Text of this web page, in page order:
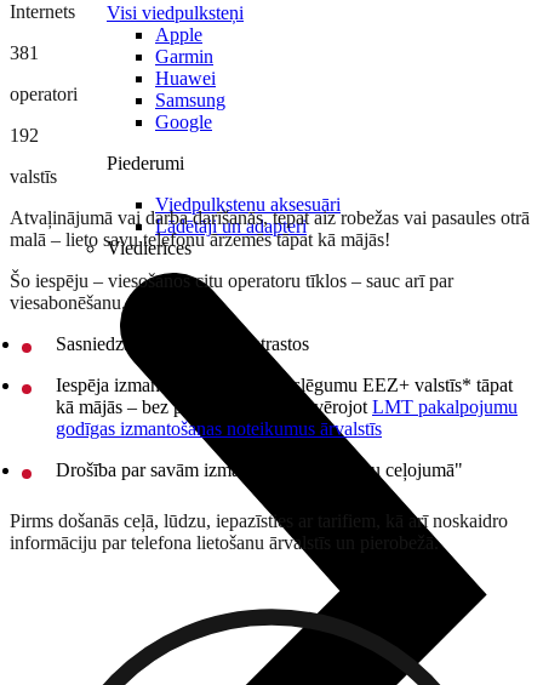
Visi viedpulksteņi
Apple
Garmin
Huawei
Samsung
Google
Piederumi
Viedpulksteņu aksesuāri
Lādētāji un adapteri
Viedierīces
Internets
381
operatori
192
valstīs
Atvaļinājumā vai darba darīšanās, tepat aiz robežas vai pasaules otrā
malā – lieto savu telefonu ārzemēs tāpat kā mājās!
Šo iespēju – viesošanos citu operatoru tīklos – sauc arī par
viesabonēšanu.
Sasniedzamība, lai kur tu atrastos
Iespēja izmantot savu LMT pieslēgumu EEZ+ valstīs* tāpat
kā mājās – bez papildu maksas, ievērojot LMT pakalpojumu
godīgas izmantošanas noteikumus ārvalstīs
Drošība par savām izmaksām ar "Internetu ceļojumā"
Pirms došanās ceļā, lūdzu, iepazīsties ar tarifiem, kā arī noskaidro
informāciju par telefona lietošanu ārvalstīs un pierobežā.